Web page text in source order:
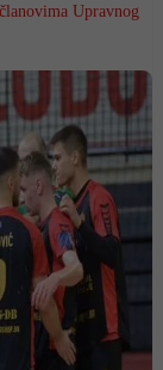
Upravnog